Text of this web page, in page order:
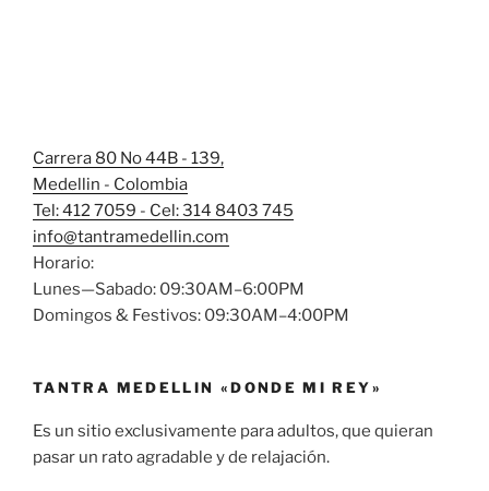
Carrera 80 No 44B - 139,
Medellin - Colombia
Tel: 412 7059 - Cel: 314 8403 745
info@tantramedellin.com
Horario:
Lunes—Sabado: 09:30AM–6:00PM
Domingos & Festivos: 09:30AM–4:00PM
TANTRA MEDELLIN «DONDE MI REY»
Es un sitio exclusivamente para adultos, que quieran
pasar un rato agradable y de relajación.